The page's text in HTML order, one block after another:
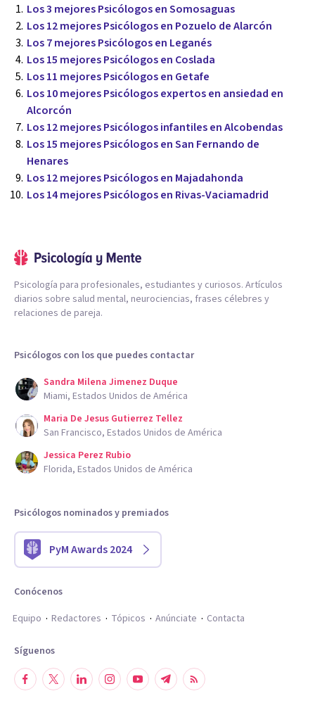
Los 3 mejores Psicólogos en Somosaguas
Los 12 mejores Psicólogos en Pozuelo de Alarcón
Los 7 mejores Psicólogos en Leganés
Los 15 mejores Psicólogos en Coslada
Los 11 mejores Psicólogos en Getafe
Los 10 mejores Psicólogos expertos en ansiedad en
Alcorcón
Los 12 mejores Psicólogos infantiles en Alcobendas
Los 15 mejores Psicólogos en San Fernando de
Henares
Los 12 mejores Psicólogos en Majadahonda
Los 14 mejores Psicólogos en Rivas-Vaciamadrid
Psicología para profesionales, estudiantes y curiosos. Artículos
diarios sobre salud mental, neurociencias, frases célebres y
relaciones de pareja.
Psicólogos con los que puedes contactar
Sandra Milena Jimenez Duque
Miami, Estados Unidos de América
Maria De Jesus Gutierrez Tellez
San Francisco, Estados Unidos de América
Jessica Perez Rubio
Florida, Estados Unidos de América
Psicólogos nominados y premiados
PyM Awards 2024
Conócenos
Equipo
Redactores Tópicos Anúnciate Contacta
Síguenos